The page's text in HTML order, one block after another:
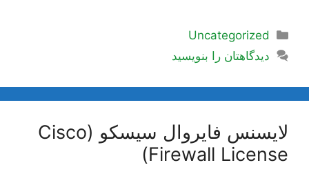
دسته‌ها
Uncategorized
دیدگاهتان را بنویسید
لایسنس فایروال سیسکو (Cisco
Firewall License)